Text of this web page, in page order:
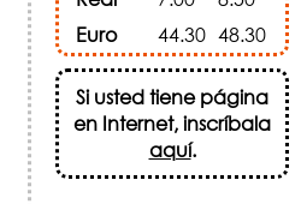
Euro
44.30 48.30
Si usted tiene página
en Internet, inscríbala
aquí.